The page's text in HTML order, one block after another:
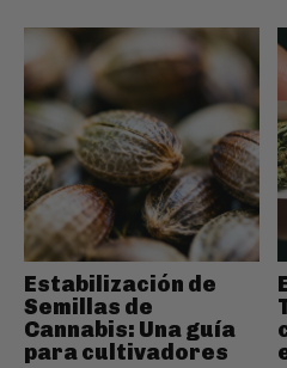
Estabilización de
Semillas de
Cannabis: Una guía
para cultivadores